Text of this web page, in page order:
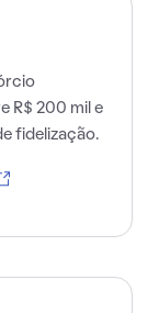
R$ 200 mil e
fidelização.